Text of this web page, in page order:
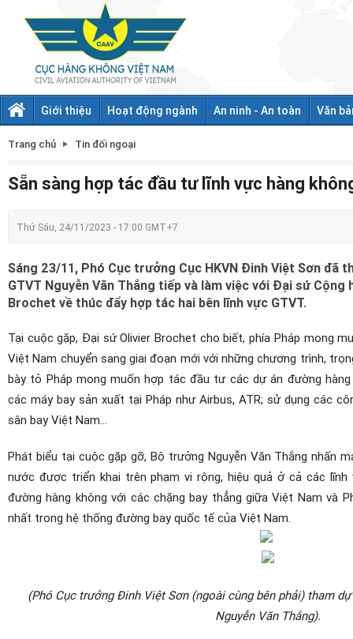
Giới thiệu Hoạt động ngành An ninh - An toàn Văn
Trang chủ Tin đối ngoại
Sẵn sàng hợp tác đầu tư lĩnh vực hàng
Thứ Sáu, 24/11/2023 - 17:00 GMT+7
Sáng 23/11, Phó Cục trưởng Cục HKVN Đinh Việt Sơn đã
GTVT Nguyễn Văn Thắng tiếp và làm việc với Đại sứ Cộng
Brochet về thúc đẩy hợp tác hai bên lĩnh vực GTVT.
Tại cuộc gặp, Đại sứ Olivier Brochet cho biết, phía Pháp mong
Việt Nam chuyển sang giai đoạn mới với những chương trình,
bày tỏ Pháp mong muốn hợp tác đầu tư các dự án đường
các máy bay sản xuất tại Pháp như Airbus, ATR; sử dụng các
sân bay Việt Nam...
Phát biểu tại cuộc gặp gỡ, Bộ trưởng Nguyễn Văn Thắng nhấn
nước được triển khai trên phạm vi rộng, hiệu quả ở cả các
đường hàng không với các chặng bay thẳng giữa Việt Nam và
nhất trong hệ thống đường bay quốc tế của Việt Nam.
(Phó Cục trưởng Đinh Việt Sơn (ngoài cùng bên phải) tham
Nguyễn Văn Thắng).